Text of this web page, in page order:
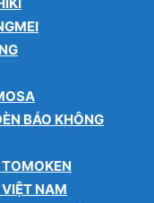
BÁO KHÔNG
NAM